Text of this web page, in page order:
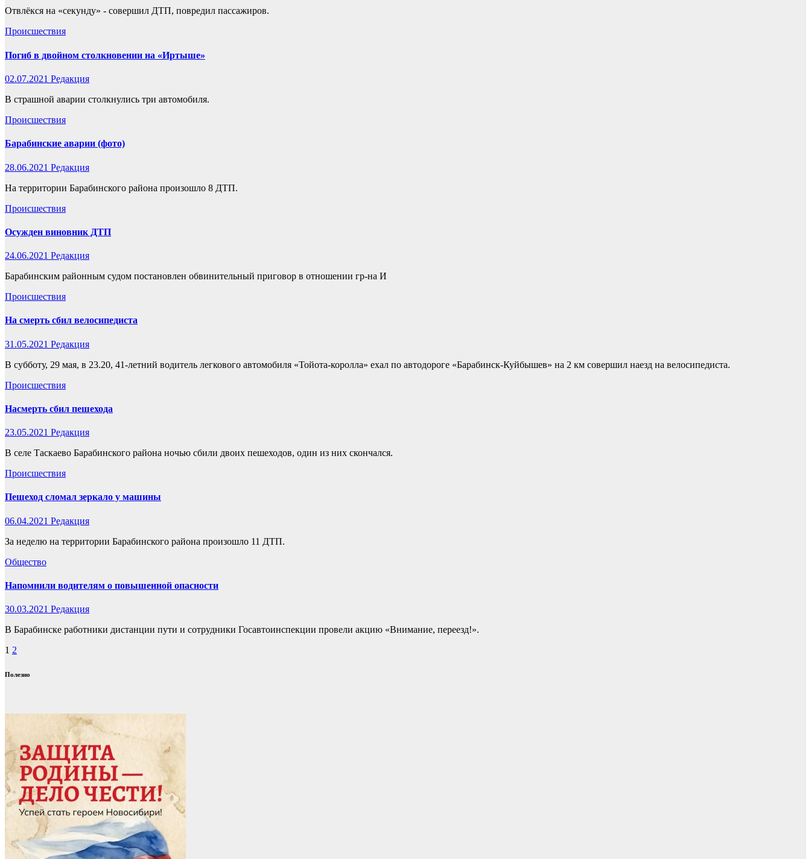
Отвлёкся на «секунду» - совершил ДТП, повредил пассажиров.
Происшествия
Погиб в двойном столкновении на «Иртыше»
02.07.2021 Редакция
В страшной аварии столкнулись три автомобиля.
Происшествия
Барабинские аварии (фото)
28.06.2021 Редакция
На территории Барабинского района произошло 8 ДТП.
Происшествия
Осужден виновник ДТП
24.06.2021 Редакция
Барабинским районным судом постановлен обвинительный приговор в отношении гр-на И
Происшествия
На смерть сбил велосипедиста
31.05.2021 Редакция
В субботу, 29 мая, в 23.20, 41-летний водитель легкового автомобиля «Тойота-королла» ехал по автодороге «Барабинск-Куйбышев» на 2 км совершил наезд на велосипедиста.
Происшествия
Насмерть сбил пешехода
23.05.2021 Редакция
В селе Таскаево Барабинского района ночью сбили двоих пешеходов, один из них скончался.
Происшествия
Пешеход сломал зеркало у машины
06.04.2021 Редакция
За неделю на территории Барабинского района произошло 11 ДТП.
Общество
Напомнили водителям о повышенной опасности
30.03.2021 Редакция
В Барабинске работники дистанции пути и сотрудники Госавтоинспекции провели акцию «Внимание, переезд!».
Пагинация
записей
1 2
Полезно